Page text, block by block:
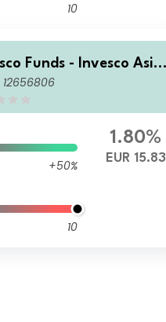
10
Funds - Invesco Asia
Equity Fund A
12656806
+50%
10
1.80%
EUR 15.83